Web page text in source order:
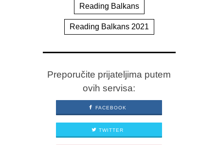
Reading Balkans
Reading Balkans 2021
Preporučite prijateljima putem
ovih servisa:
FACEBOOK
TWITTER